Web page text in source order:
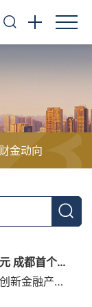
财金动向
人民日报 | 首批投放1亿元 成都首个联合金融产品“彭州满园贷”发布
7月15日，“彭州满园贷”创新金融产品正式首发。作为成都县市新城中诞生的首个联合金融产品，首批“彭州满园贷”将投放1亿元，将精准流向园区内小微企业、初创企业和“三农”主体，惠及至少200户企业，新增6000余个就业岗位，以“低门槛、高效率、强保障”的特点，解决企业“融资难、融资慢、融资贵&r...